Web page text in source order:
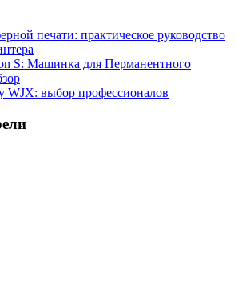
печати: практическое руководство
S: Машинка для Перманентного
WJX: выбор профессионалов